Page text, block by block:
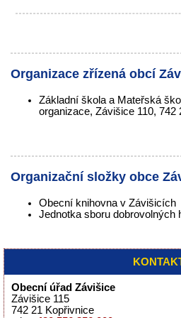
Organizace zřízená obcí
Základní škola a Mateřská
organizace, Závišice 110, 742
Organizační složky obce
Obecní knihovna v Závišicích
Jednotka sboru dobrovolných
Obecní úřad Závišice
Závišice 115
742 21 Kopřivnice